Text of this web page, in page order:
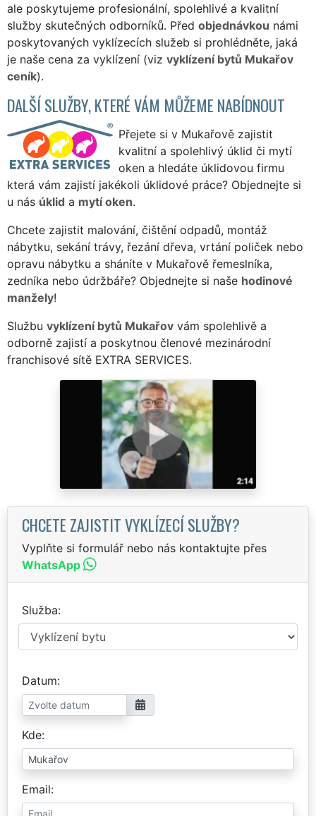
ale poskytujeme profesionální, spolehlivé a kvalitní
služby skutečných odborníků. Před objednávkou námi
poskytovaných vyklízecích služeb si prohlédněte, jaká
je naše cena za vyklízení (viz vyklízení bytů Mukařov
ceník).
DALŠÍ SLUŽBY, KTERÉ VÁM MŮŽEME NABÍDNOUT
Přejete si v Mukařově zajistit
kvalitní a spolehlivý úklid či mytí
oken a hledáte úklidovou firmu
která vám zajistí jakékoli úklidové práce? Objednejte si
u nás úklid a mytí oken.
Chcete zajistit malování, čištění odpadů, montáž
nábytku, sekání trávy, řezání dřeva, vrtání poliček nebo
opravu nábytku a sháníte v Mukařově řemeslníka,
zedníka nebo údržbáře? Objednejte si naše hodinové
manžely!
Službu vyklízení bytů Mukařov vám spolehlivě a
odborně zajistí a poskytnou členové mezinárodní
franchisové sítě EXTRA SERVICES.
CHCETE ZAJISTIT VYKLÍZECÍ SLUŽBY?
Vyplňte si formulář nebo nás kontaktujte přes
WhatsApp
Služba
Datum
Kde
Email